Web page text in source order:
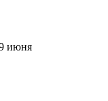
июня